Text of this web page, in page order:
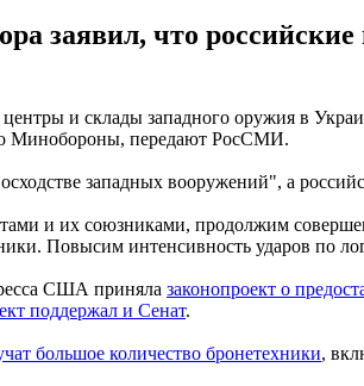
заявил, что
центры и склады западного оружия в
Минобороны, передают РосСМИ.
западных вооружений", а
и их союзниками, продолжим
Повысим интенсивность ударов по
США приняла законопроект о
поддержал и Сенат.
большое количество бронетехники,